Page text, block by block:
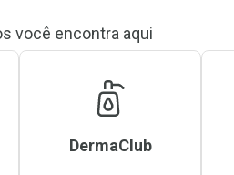
você encontra aqui
DermaClub